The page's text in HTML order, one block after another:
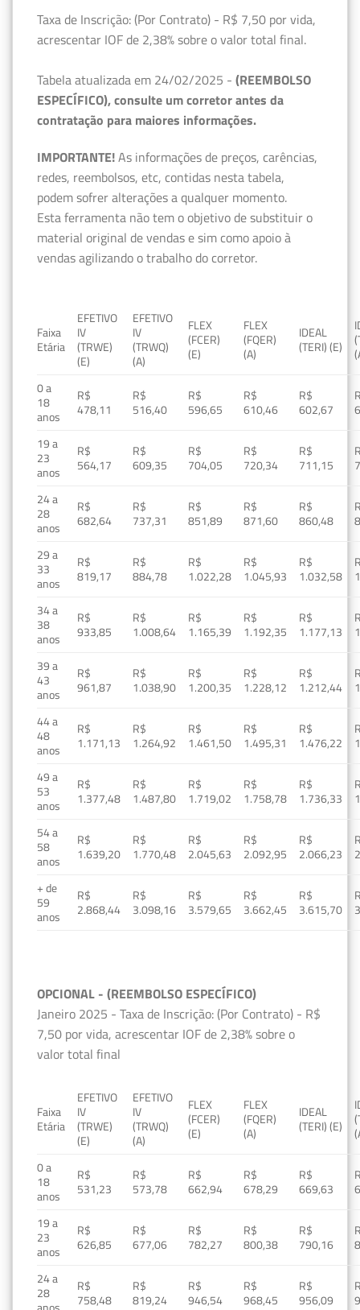
Taxa de Inscrição: (Por Contrato) - R$ 7,50 por vida,
acrescentar IOF de 2,38% sobre o valor total final.
Tabela atualizada em 24/02/2025 - (REEMBOLSO
ESPECÍFICO), consulte um corretor antes da
contratação para maiores informações.
IMPORTANTE!As informações de preços, carências,
redes, reembolsos, etc, contidas nesta tabela,
podem sofrer alterações a qualquer momento.
Esta ferramenta não tem o objetivo de substituir o
material original de vendas e sim como apoio à
vendas agilizando o trabalho do corretor.
Faixa
Etária
EFETIVO
IV
(TRWE)
(E)
EFETIVO
IV
(TRWQ)
(A)
FLEX
(FCER)
(E)
FLEX
(FQER)
(A)
IDEAL
(TERI) (E)
0 a
18
anos
R$
478,11
R$
516,40
R$
596,65
R$
610,46
R$
602,67
19 a
23
anos
R$
564,17
R$
609,35
R$
704,05
R$
720,34
R$
711,15
24 a
28
anos
R$
682,64
R$
737,31
R$
851,89
R$
871,60
R$
860,48
29 a
33
anos
R$
819,17
R$
884,78
R$
1.022,28
R$
1.045,93
R$
1.032,58
34 a
38
anos
R$
933,85
R$
1.008,64
R$
1.165,39
R$
1.192,35
R$
1.177,13
39 a
43
anos
R$
961,87
R$
1.038,90
R$
1.200,35
R$
1.228,12
R$
1.212,44
44 a
48
anos
R$
1.171,13
R$
1.264,92
R$
1.461,50
R$
1.495,31
R$
1.476,22
49 a
53
anos
R$
1.377,48
R$
1.487,80
R$
1.719,02
R$
1.758,78
R$
1.736,33
54 a
58
anos
R$
1.639,20
R$
1.770,48
R$
2.045,63
R$
2.092,95
R$
2.066,23
+ de
59
anos
R$
2.868,44
R$
3.098,16
R$
3.579,65
R$
3.662,45
R$
3.615,70
OPCIONAL - (REEMBOLSO ESPECÍFICO)
Janeiro 2025 - Taxa de Inscrição: (Por Contrato) - R$
7,50 por vida, acrescentar IOF de 2,38% sobre o
valor total final
Faixa
Etária
EFETIVO
IV
(TRWE)
(E)
EFETIVO
IV
(TRWQ)
(A)
FLEX
(FCER)
(E)
FLEX
(FQER)
(A)
IDEAL
(TERI) (E)
0 a
18
anos
R$
531,23
R$
573,78
R$
662,94
R$
678,29
R$
669,63
19 a
23
anos
R$
626,85
R$
677,06
R$
782,27
R$
800,38
R$
790,16
24 a
28
R$
758,48
R$
819,24
R$
946,54
R$
968,45
R$
956,09